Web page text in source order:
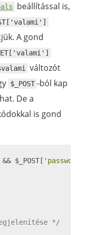
beállítással is,
A gond
változót
$_POST -ból kap
De a
is gond
&& $_POST[ 'password'
*/